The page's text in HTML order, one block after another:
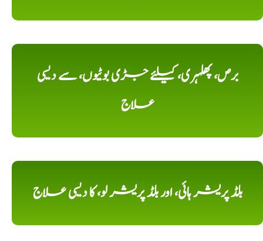
برص، پھلہری، کیلئے جڑی بوٹیوں، سے دیسی
علاج
بلڈ پریشر ہائی، اور بلڈ پریشر لو، کا دیسی علاج